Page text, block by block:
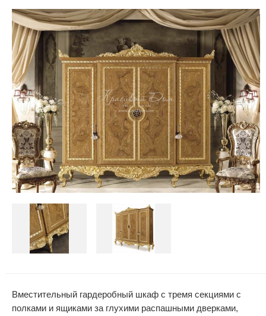
Вместительный гардеробный шкаф с тремя секциями с
полками и ящиками за глухими распашными дверками,